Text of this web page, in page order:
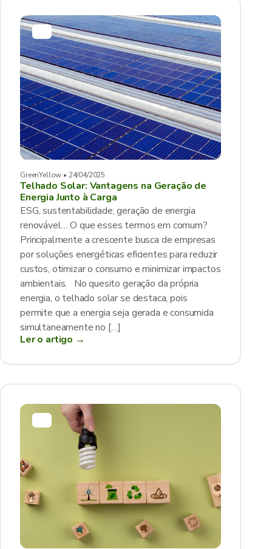
GreenYellow • 24/04/2025
Telhado Solar: Vantagens na Geração de
Energia Junto à Carga
ESG, sustentabilidade, geração de energia
renovável… O que esses termos em comum?
Principalmente a crescente busca de empresas
por soluções energéticas eficientes para reduzir
custos, otimizar o consumo e minimizar impactos
ambientais. No quesito geração da própria
energia, o telhado solar se destaca, pois
permite que a energia seja gerada e consumida
simultaneamente no […]
Ler o artigo →